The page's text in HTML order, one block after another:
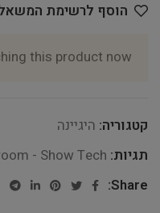
הוסף לרשימת
this product now!
קטגוריה: היגיינה
תגיות: - Show Tech
Share: